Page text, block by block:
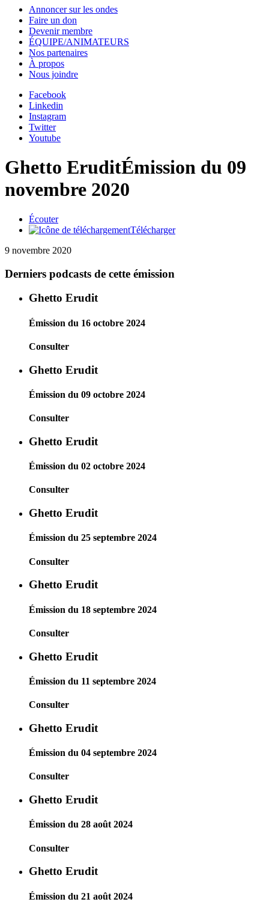
Annoncer sur les ondes
Faire un don
Devenir membre
ÉQUIPE/ANIMATEURS
Nos partenaires
À propos
Nous joindre
Facebook
Linkedin
Instagram
Twitter
Youtube
Ghetto EruditÉmission du 09
novembre 2020
Écouter
Télécharger
9 novembre 2020
Derniers podcasts de cette émission
Ghetto Erudit
Émission du 16 octobre 2024
Consulter
Ghetto Erudit
Émission du 09 octobre 2024
Consulter
Ghetto Erudit
Émission du 02 octobre 2024
Consulter
Ghetto Erudit
Émission du 25 septembre 2024
Consulter
Ghetto Erudit
Émission du 18 septembre 2024
Consulter
Ghetto Erudit
Émission du 11 septembre 2024
Consulter
Ghetto Erudit
Émission du 04 septembre 2024
Consulter
Ghetto Erudit
Émission du 28 août 2024
Consulter
Ghetto Erudit
Émission du 21 août 2024